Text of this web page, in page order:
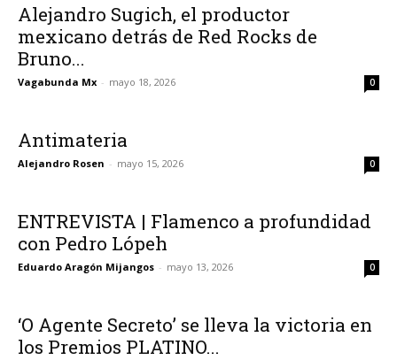
Alejandro Sugich, el productor
mexicano detrás de Red Rocks de
Bruno...
Vagabunda Mx - mayo 18, 2026 0
Antimateria
Alejandro Rosen - mayo 15, 2026 0
ENTREVISTA | Flamenco a profundidad
con Pedro Lópeh
Eduardo Aragón Mijangos - mayo 13, 2026 0
‘O Agente Secreto’ se lleva la victoria en
los Premios PLATINO...